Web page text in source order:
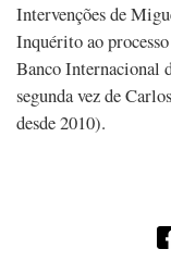
Intervenções de
Inquérito ao
Banco Internacional
segunda vez de
desde 2010).